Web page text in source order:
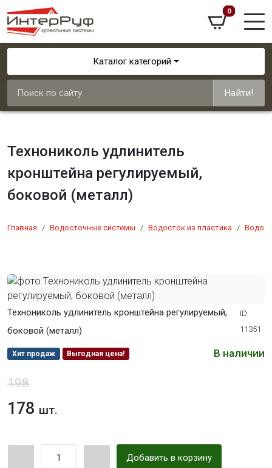
0
Каталог категорий
Найти!
Технониколь удлинитель
кронштейна регулируемый,
боковой (металл)
Главная Водосточные системы Водосток из пластика
Технониколь удлинитель кронштейна регулируемый,
боковой (металл)
ID:
11351
Хит продаж Выгодная цена! В наличии
198
178 шт.
Добавить в корзину